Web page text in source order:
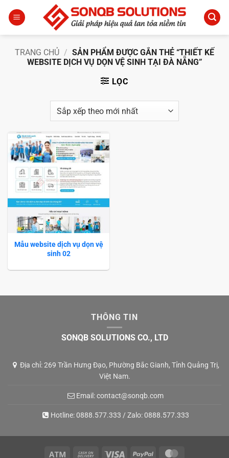
qua
TRANG CHỦ / SẢN PHẨM ĐƯỢC GẮN THẺ “THIẾT KẾ
WEBSITE DỊCH VỤ DỌN VỆ SINH TẠI ĐÀ NẴNG”
LỌC
Mẫu website dịch vụ dọn vệ
sinh 02
THÔNG TIN
SONQB SOLUTIONS CO., LTD
Địa chỉ: 269 Trần Hưng Đạo, Phường Bắc Gianh, Tỉnh Quảng Trị,
Việt Nam.
Email:contact@sonqb.com
Hotline:0888.577.333 / Zalo:0888.577.333
Atm Cash Visa PayPal